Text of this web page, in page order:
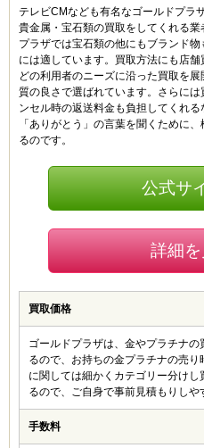
てくれたし、10点以
もアップしてくれま
のも良かったです。
多田 (30代)
母に自宅にある不要
数料が無料というこ
試してみる気持ちで
に値段が付いて驚き
しています。この度
いました。お小遣い
と思い見つけたのが
つけたのが買取エー
けど、意外と値段が
たですね。ネットで
テレビCMなども有名なゴールドプラ
貴金属・宝石類の買取をしてくれる
プラザでは宝石類の他にもブランド
には適しています。買取方法にも店
どの利用者のニーズに沿った買取を
質の良さで選ばれています。さらに
ンセル時の返送料金も負担してくれ
「ありがとう」の言葉を聞くために
るのです。
公式サ
詳細
買取価格
ゴールドプラザは、金やプラチナ
るので、お持ちの金プラチナの売
に関しては細かくカテゴリー分け
るので、ご自身で事前見積もりしや
手数料